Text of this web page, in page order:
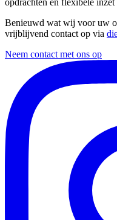
opdrachten en flexibele
Benieuwd wat wij voor uw
vrijblijvend contact op via
Neem contact met ons op